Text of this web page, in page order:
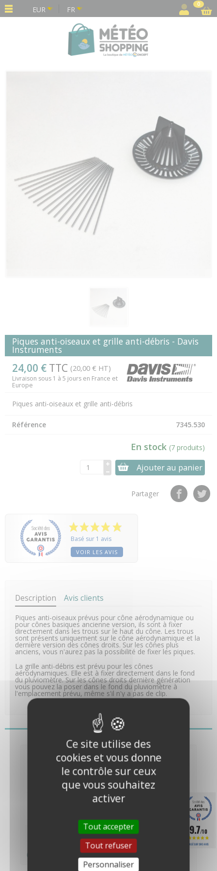
EUR FR
0
Piques anti-oiseaux et grille anti-débris - Davis
Instruments
24,00 € TTC (20,00 € HT)
Livraison sous 1 à 5 jours en France et
Europe
Piques anti-oiseaux et grille anti-débris
Référence 7345.530
En stock (7 produits)
Ajouter au panier
Partager
Basé sur 1 avis
VOIR LES AVIS
Description Avis clients
Piques anti-oiseaux prévus pour cône aérodynamique ou
pour cônes basiques ancienne version, ils sont à fixer
directement dans les trous sur le haut du cône. Les trous
sont présents uniquement sur le cône aérodynamique et la
dernière version des cônes droits. Sur les cônes plus
anciens, vous n'aurez pas la possibilité de fixer les piques.
La grille anti-débris est prévu pour les cônes
aérodynamiques. Elle est à fixer directement dans le fond
du pluviomètre. Sur les cônes droits dernière génération
vous pouvez la poser dans le fond du pluviomètre à
l'emplacement prévu, même s'il n'y a pas de clip.
Vous pourriez aussi aimer
Cône de réception
pour pluviomètre
66,00 € (55,00 € HT)
Kit de remplacement
de l'auget basculant...
104,00 €
9.7/10
BASÉ SUR 1243 AVIS
Panneau de gestion des cookies
Ce site utilise des
cookies et vous donne
le contrôle sur ceux
que vous souhaitez
activer
Tout accepter
Tout refuser
Personnaliser